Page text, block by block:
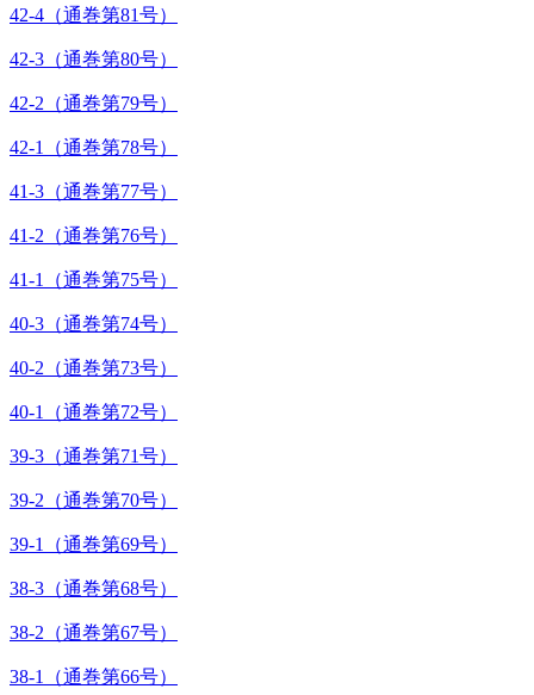
42-4（通巻第81号）
42-3（通巻第80号）
42-2（通巻第79号）
42-1（通巻第78号）
41-3（通巻第77号）
41-2（通巻第76号）
41-1（通巻第75号）
40-3（通巻第74号）
40-2（通巻第73号）
40-1（通巻第72号）
39-3（通巻第71号）
39-2（通巻第70号）
39-1（通巻第69号）
38-3（通巻第68号）
38-2（通巻第67号）
38-1（通巻第66号）